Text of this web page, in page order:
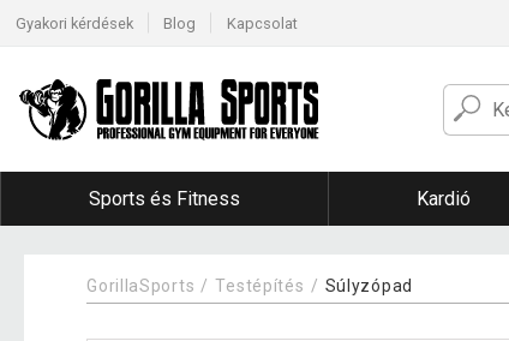
Gyakori kérdések Blog Kapcsolat
Sports és Fitness Kardió
GorillaSports Testépítés Súlyzópad